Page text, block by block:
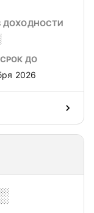
ДОХОДНОСТИ
ДО
2026